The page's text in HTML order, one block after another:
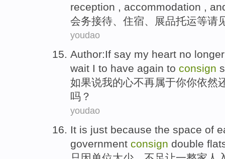
reception , accommodation ,
会务接待、 住宿、 展品托运等请
youdao
Author:If say my heart no longer
wait I to have again to consign
如果说我的心不再属于你你依然
吗？
youdao
It is just because the space of
government consign double